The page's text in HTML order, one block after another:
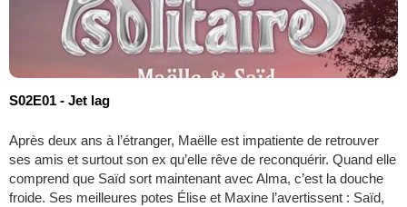
S02E01 - Jet lag
Après deux ans à l’étranger, Maëlle est impatiente de retrouver
ses amis et surtout son ex qu’elle rêve de reconquérir. Quand elle
comprend que Saïd sort maintenant avec Alma, c’est la douche
froide. Ses meilleures potes Élise et Maxine l’avertissent : Saïd,